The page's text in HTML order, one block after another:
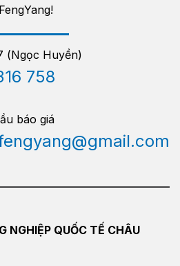
FengYang!
(Ngọc Huyền)
758
báo giá
NGHIỆP QUỐC TẾ CHÂU